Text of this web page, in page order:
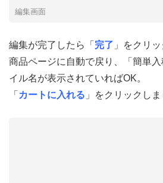
編集画面
編集が完了したら「 完了 」をクリッ
商品ページに自動で戻り、「簡単
イル名が表示されていればOK。
「 カートに入れる 」をクリックしま